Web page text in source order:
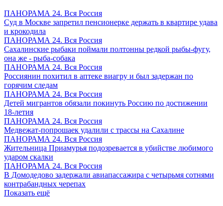
ПАНОРАМА 24. Вся Россия
Суд в Москве запретил пенсионерке держать в квартире удава
и крокодила
ПАНОРАМА 24. Вся Россия
Сахалинские рыбаки поймали полтонны редкой рыбы-фугу,
она же - рыба-собака
ПАНОРАМА 24. Вся Россия
Россиянин похитил в аптеке виагру и был задержан по
горячим следам
ПАНОРАМА 24. Вся Россия
Детей мигрантов обязали покинуть Россию по достижении
18-летия
ПАНОРАМА 24. Вся Россия
Медвежат-попрошаек удалили с трассы на Сахалине
ПАНОРАМА 24. Вся Россия
Жительница Приамурья подозревается в убийстве любимого
ударом скалки
ПАНОРАМА 24. Вся Россия
В Домодедово задержали авиапассажира с четырьмя сотнями
контрабандных черепах
Показать ещё